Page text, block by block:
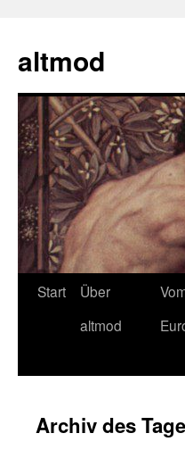
springen
altmod
Start
Über
altmod
Archiv des